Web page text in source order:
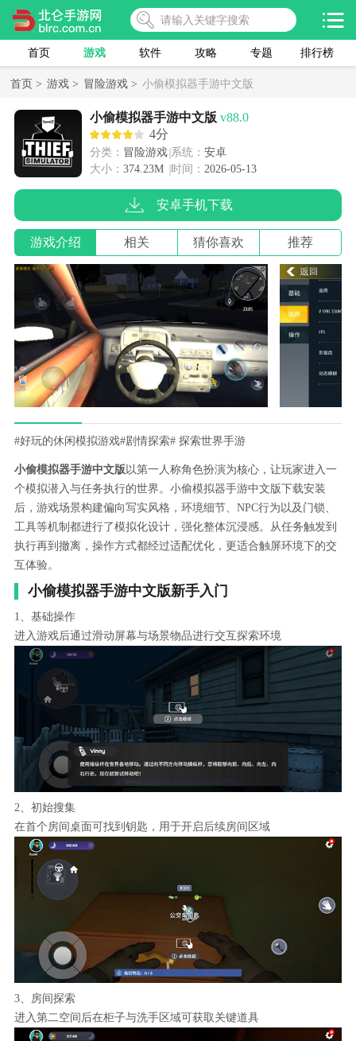
首页 游戏 软件 攻略 专题 排行榜
首页 > 游戏 > 冒险游戏 > 小偷模拟器手游中文版
小偷模拟器手游中文版 v88.0
4分
分类： 冒险游戏 系统： 安卓
大小： 374.23M 时间： 2026-05-13
安卓手机下载
游戏介绍 相关 猜你喜欢 推荐
#好玩的休闲模拟游戏#剧情探索# 探索世界手游
小偷模拟器手游中文版 以第一人称角色扮演为核心，让玩家进入一
个模拟潜入与任务执行的世界。小偷模拟器手游中文版下载安装
后，游戏场景构建偏向写实风格，环境细节、NPC行为以及门锁、
工具等机制都进行了模拟化设计，强化整体沉浸感。从任务触发到
执行再到撤离，操作方式都经过适配优化，更适合触屏环境下的交
互体验。
小偷模拟器手游中文版新手入门
1、基础操作
进入游戏后通过滑动屏幕与场景物品进行交互探索环境
2、初始搜集
在首个房间桌面可找到钥匙，用于开启后续房间区域
3、房间探索
进入第二空间后在柜子与洗手区域可获取关键道具